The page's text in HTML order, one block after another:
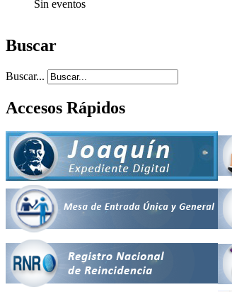
Sin eventos
Buscar
Buscar...
Accesos Rápidos